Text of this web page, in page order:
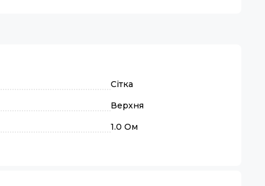
Сітка
Верхня
1.0 Ом